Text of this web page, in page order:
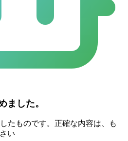
ました。
たものです。正確な内容は、も
い